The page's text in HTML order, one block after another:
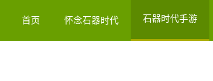
首页 怀念石器时代 石器时代手游